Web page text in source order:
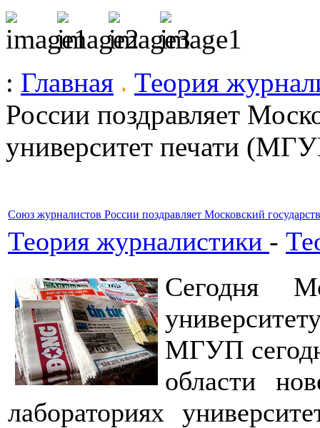
: Главная
Теория
России поздравляет
университет печати
Союз журналистов России поздравляет Московский
Теория журналистики -
Сегодня
МГУП
области
лабораториях